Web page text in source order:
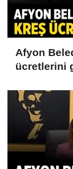
Afyon
ücretlerini